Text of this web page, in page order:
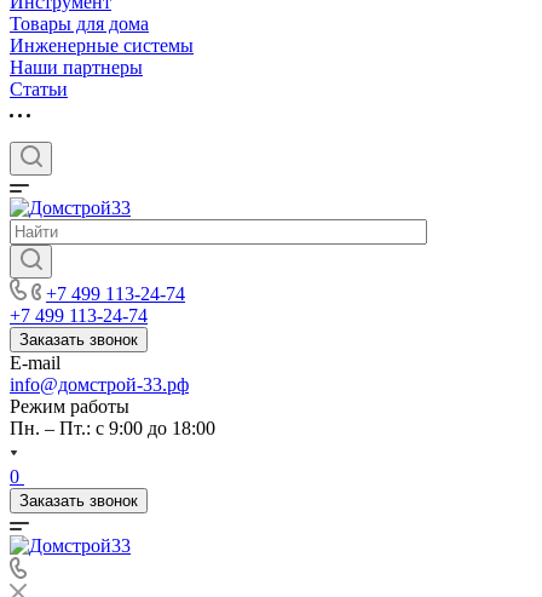
Товары для дома
Инженерные системы
Наши партнеры
Статьи
+7 499 113-24-74
+7 499 113-24-74
Заказать звонок
E-mail
info@домстрой-33.рф
Режим работы
Пн. – Пт.: с 9:00 до 18:00
0
Заказать звонок